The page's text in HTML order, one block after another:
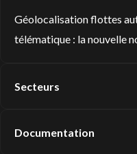
Géolocalisation flottes
télématique : la nouvelle
Secteurs
Documentation